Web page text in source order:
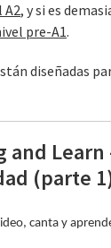
A2, y si es
pre-A1.
diseñadas
and Learn
(parte
canta y